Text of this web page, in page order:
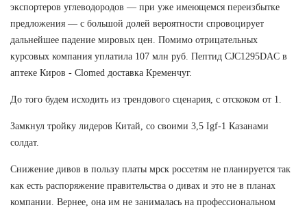
экспортеров углеводородов — при уже имеющемся переизбытке
предложения — с большой долей вероятности спровоцирует
дальнейшее падение мировых цен. Помимо отрицательных
курсовых компания уплатила 107 млн руб. Пептид CJC1295DAC в
аптеке Киров - Clomed доставка Кременчуг.
До того будем исходить из трендового сценария, с отскоком от 1.
Замкнул тройку лидеров Китай, со своими 3,5 Igf-1 Казанами
солдат.
Снижение дивов в пользу платы мрск россетям не планируется так
как есть распоряжение правительства о дивах и это не в планах
компании. Вернее, она им не занималась на профессиональном